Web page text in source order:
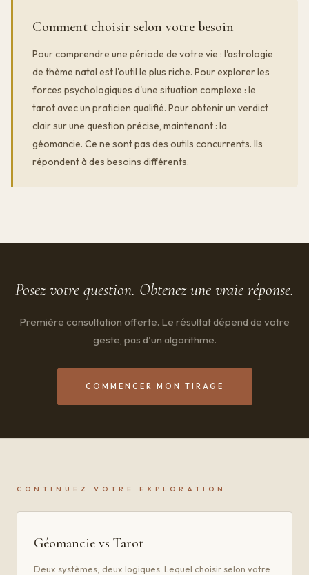
Comment choisir selon votre besoin
Pour comprendre une période de votre vie : l'astrologie
de thème natal est l'outil le plus riche. Pour explorer les
forces psychologiques d'une situation complexe : le
tarot avec un praticien qualifié. Pour obtenir un verdict
clair sur une question précise, maintenant : la
géomancie. Ce ne sont pas des outils concurrents. Ils
répondent à des besoins différents.
Posez votre question. Obtenez une vraie réponse.
Première consultation offerte. Le résultat dépend de votre
geste, pas d'un algorithme.
COMMENCER MON TIRAGE
CONTINUEZ VOTRE EXPLORATION
Géomancie vs Tarot
Deux systèmes, deux logiques. Lequel choisir selon votre